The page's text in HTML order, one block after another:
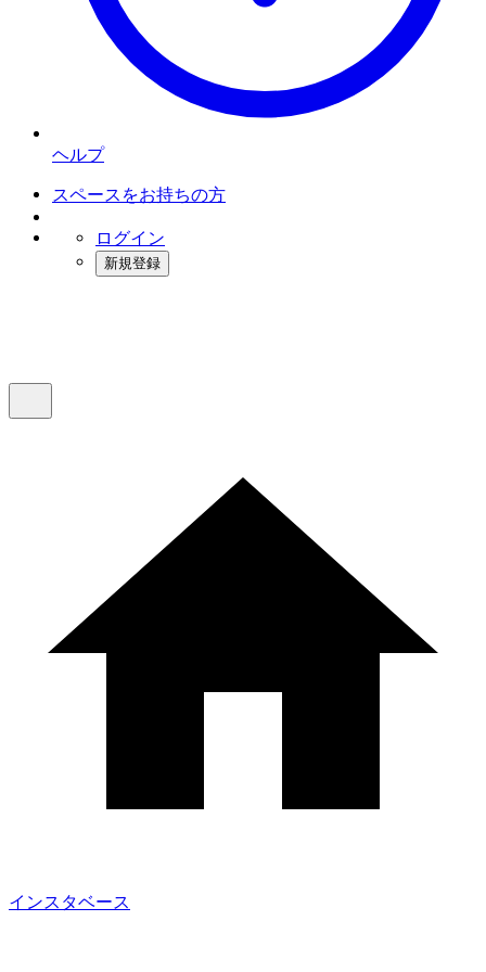
ヘルプ
スペースをお持ちの方
ログイン
新規登録
インスタベース